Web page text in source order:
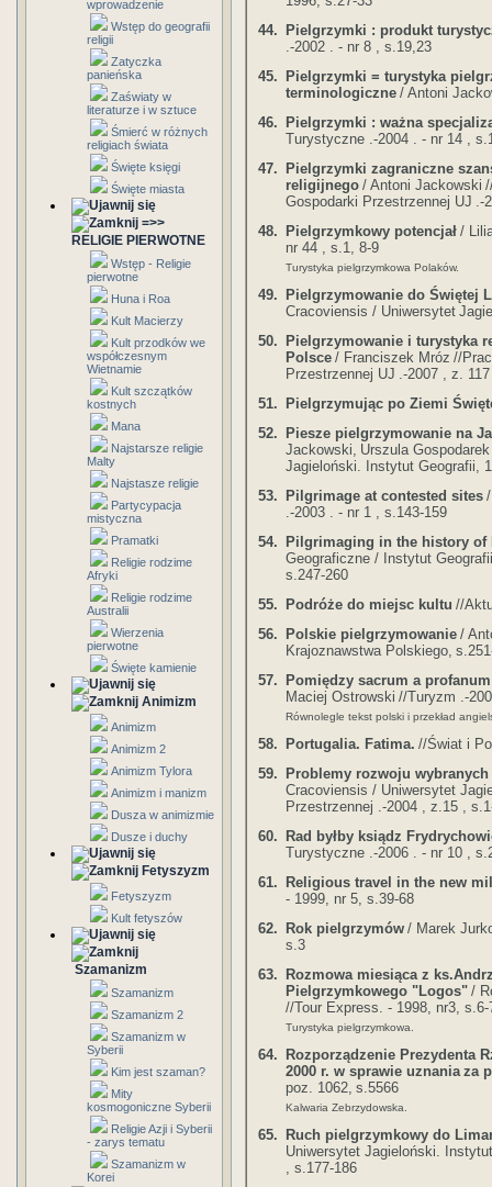
wprowadzenie
Wstęp do geografii
religii
Zatyczka
panieńska
Zaświaty w
literaturze i w sztuce
Śmierć w różnych
religiach świata
Święte księgi
Święte miasta
=>>
RELIGIE PIERWOTNE
Wstęp - Religie
pierwotne
Huna i Roa
Kult Macierzy
Kult przodków we
współczesnym
Wietnamie
Kult szczątków
kostnych
Mana
Najstarsze religie
Malty
Najstasze religie
Partycypacja
mistyczna
Pramatki
Religie rodzime
Afryki
Religie rodzime
Australii
Wierzenia
pierwotne
Święte kamienie
Animizm
Animizm
Animizm 2
Animizm Tylora
Animizm i manizm
Dusza w animizmie
Dusze i duchy
Fetyszyzm
Fetyszyzm
Kult fetyszów
Szamanizm
Szamanizm
Szamanizm 2
Szamanizm w
Syberii
Kim jest szaman?
Mity
kosmogoniczne Syberii
Religie Azji i Syberii
- zarys tematu
Szamanizm w
Korei
44.
Pielgrzymki : produkt
.-2002 . - nr 8 , s.19,23
45.
Pielgrzymki = turystyka
terminologiczne / Antoni
46.
Pielgrzymki : ważna
Turystyczne .-2004 . - nr 14 ,
47.
Pielgrzymki zagraniczne
religijnego / Antoni Jackowski
Gospodarki Przestrzennej UJ .-
48.
Pielgrzymkowy potencjał /
nr 44 , s.1, 8-9
Turystyka pielgrzymkowa Polaków.
49.
Pielgrzymowanie do Świętej
Cracoviensis / Uniwersytet
50.
Pielgrzymowanie i turystyka
Polsce / Franciszek Mróz //
Przestrzennej UJ .-2007 , z.
51.
Pielgrzymując po Ziemi
52.
Piesze pielgrzymowanie na
Jackowski, Urszula Gospodarek
Jagieloński. Instytut Geografii,
53.
Pilgrimage at contested sites
.-2003 . - nr 1 , s.143-159
54.
Pilgrimaging in the history
Geograficzne / Instytut
s.247-260
55.
Podróże do miejsc kultu //
56.
Polskie pielgrzymowanie /
Krajoznawstwa Polskiego,
57.
Pomiędzy sacrum a
Maciej Ostrowski //Turyzm .-
Równolegle tekst polski i przekład
58. Portugalia. Fatima. //Świat i
59.
Problemy rozwoju
Cracoviensis / Uniwersytet
Przestrzennej .-2004 , z.15 ,
60.
Rad byłby ksiądz
Turystyczne .-2006 . - nr 10 ,
61.
Religious travel in the new
- 1999, nr 5, s.39-68
62.
Rok pielgrzymów / Marek
s.3
63.
Rozmowa miesiąca z
Pielgrzymkowego "Logos" /
//Tour Express. - 1998, nr3, s.6-
Turystyka pielgrzymkowa.
64.
Rozporządzenie Prezydenta
2000 r. w sprawie uznania za
poz. 1062, s.5566
Kalwaria Zebrzydowska.
65.
Ruch pielgrzymkowy do
Uniwersytet Jagieloński. Instytut
, s.177-186